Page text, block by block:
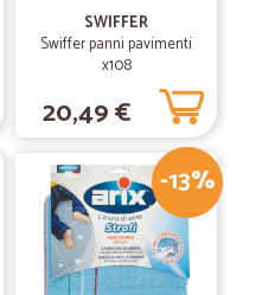
29/06/2020
DI SPEDIZIONE
DAL FATTO CHE MI ABBIATE
SEBBENE L'ERRORE SIA
ANCHE LA CIFRA DI PRODOTTI
CIO' SONO SODDISFATTA
SWIFFER
Swiffer panni pavimenti
x108
20,49 €
-13%